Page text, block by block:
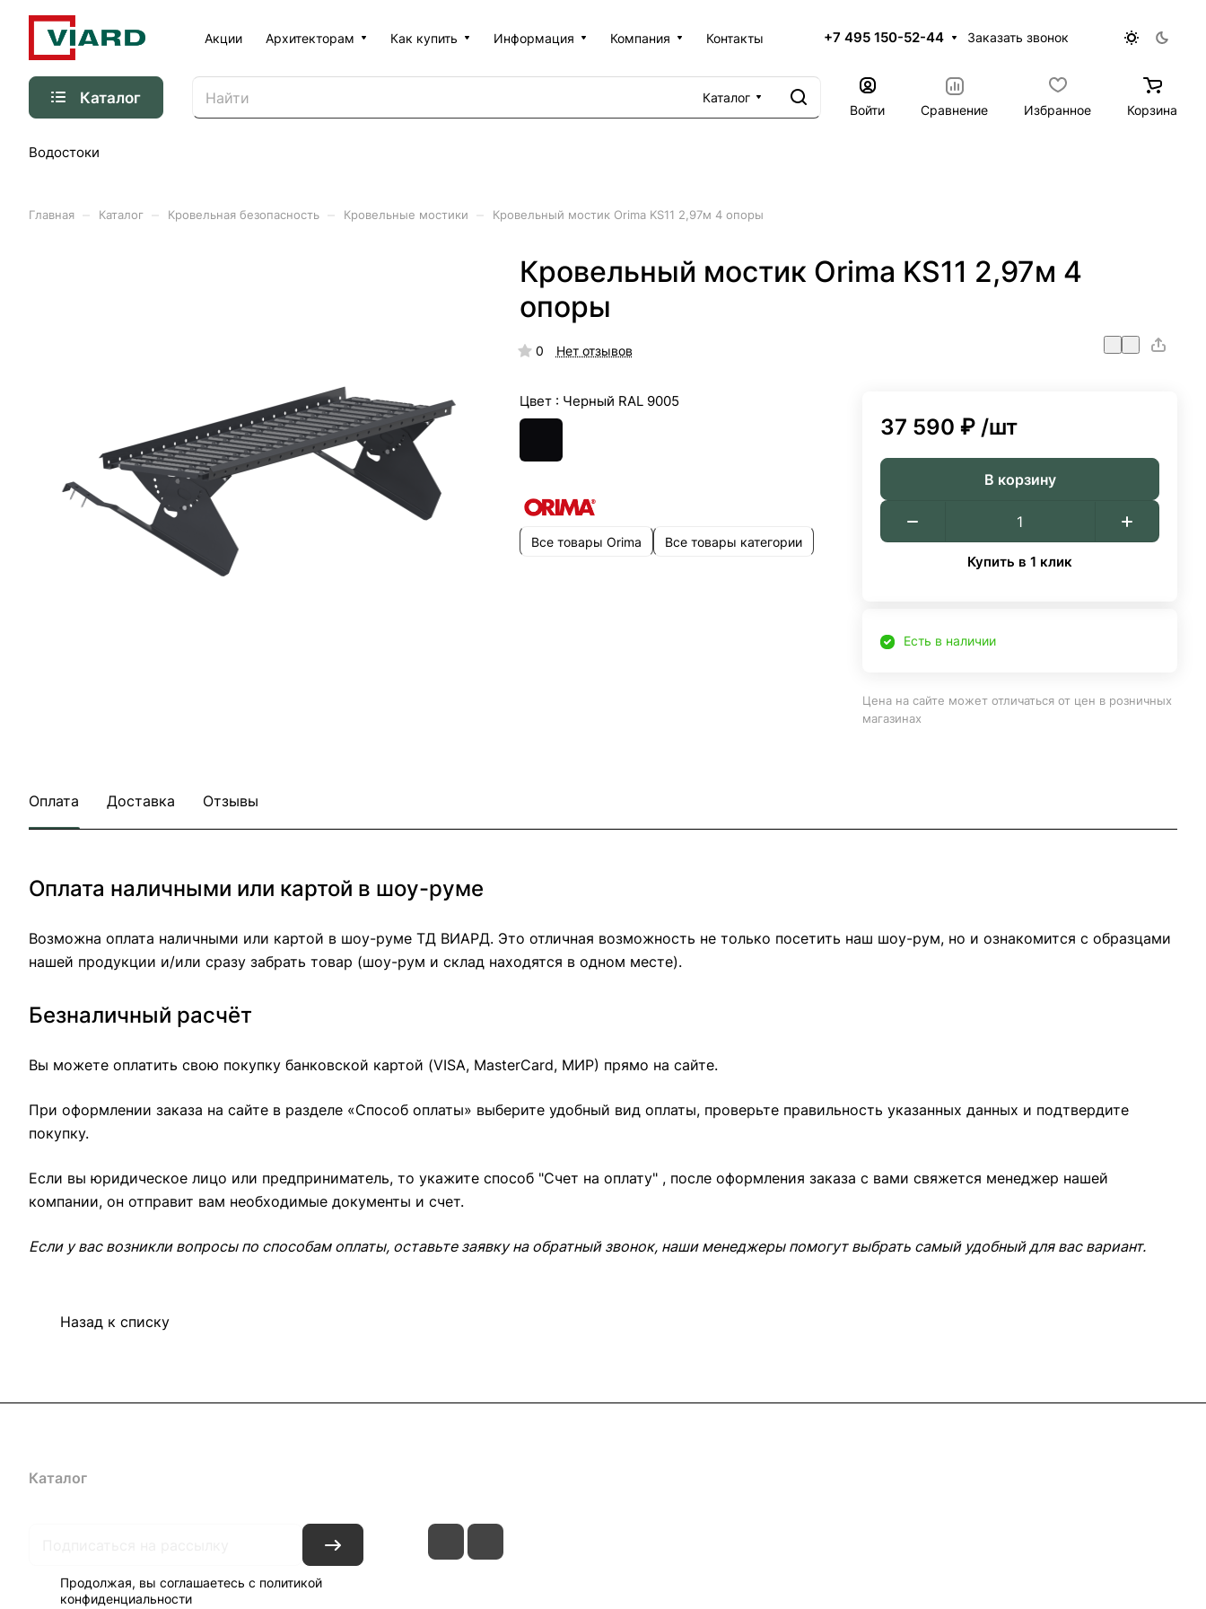
Акции Архитекторам Как купить Информация Компания Контакты +7 495 150-52-44 Заказать звонок
Каталог
Каталог
Войти
Сравнение Избранное Корзина
Водостоки
Главная Каталог Кровельная безопасность Кровельные мостики Кровельный мостик Orima KS11 2,97м 4 опоры
Кровельный мостик Orima KS11 2,97м 4
опоры
0 Нет отзывов
Цвет : Черный RAL 9005
Все товары Orima Все товары категории
37 590 ₽ /шт
В корзину
Купить в 1 клик
Есть в наличии
Цена на сайте может отличаться от цен в розничных
магазинах
Оплата Доставка Отзывы
Оплата наличными или картой в шоу-руме
Возможна оплата наличными или картой в шоу-руме ТД ВИАРД. Это отличная возможность не только посетить наш шоу-рум, но и ознакомится с образцами
нашей продукции и/или сразу забрать товар (шоу-рум и склад находятся в одном месте).
Безналичный расчёт
Вы можете оплатить свою покупку банковской картой (VISA, MasterCard, МИР) прямо на сайте.
При оформлении заказа на сайте в разделе «Способ оплаты» выберите удобный вид оплаты, проверьте правильность указанных данных и подтвердите
покупку.
Если вы юридическое лицо или предприниматель, то укажите способ "Счет на оплату" , после оформления заказа с вами свяжется менеджер нашей
компании, он отправит вам необходимые документы и счет.
Если у вас возникли вопросы по способам оплаты, оставьте заявку на обратный звонок, наши менеджеры помогут выбрать самый удобный для вас вариант.
Назад к списку
Каталог
Продолжая, вы соглашаетесь с политикой
конфиденциальности